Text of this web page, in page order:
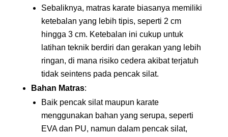
Sebaliknya, matras karate biasanya memiliki
ketebalan yang lebih tipis, seperti 2 cm
hingga 3 cm. Ketebalan ini cukup untuk
latihan teknik berdiri dan gerakan yang lebih
ringan, di mana risiko cedera akibat terjatuh
tidak seintens pada pencak silat.
Bahan Matras:
Baik pencak silat maupun karate
menggunakan bahan yang serupa, seperti
EVA dan PU, namun dalam pencak silat,